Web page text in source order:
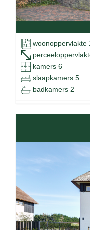
woonoppervlakte
kamers 6
slaapkamers 5
badkamers 2